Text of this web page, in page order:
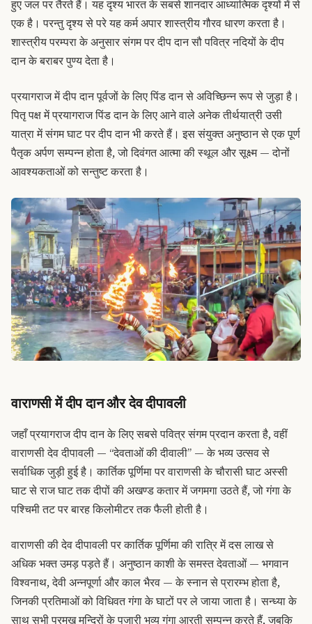
हुए जल पर तैरते हैं। यह दृश्य भारत के सबसे शानदार आध्यात्मिक दृश्यों में से
एक है। परन्तु दृश्य से परे यह कर्म अपार शास्त्रीय गौरव धारण करता है।
शास्त्रीय परम्परा के अनुसार संगम पर दीप दान सौ पवित्र नदियों के दीप
दान के बराबर पुण्य देता है।
प्रयागराज में दीप दान पूर्वजों के लिए पिंड दान से अविच्छिन्न रूप से जुड़ा है।
पितृ पक्ष में प्रयागराज पिंड दान के लिए आने वाले अनेक तीर्थयात्री उसी
यात्रा में संगम घाट पर दीप दान भी करते हैं। इस संयुक्त अनुष्ठान से एक पूर्ण
पैतृक अर्पण सम्पन्न होता है, जो दिवंगत आत्मा की स्थूल और सूक्ष्म — दोनों
आवश्यकताओं को सन्तुष्ट करता है।
वाराणसी में दीप दान और देव दीपावली
जहाँ प्रयागराज दीप दान के लिए सबसे पवित्र संगम प्रदान करता है, वहीं
वाराणसीदेव दीपावली — “देवताओं की दीवाली” — के भव्य उत्सव से
सर्वाधिक जुड़ी हुई है। कार्तिक पूर्णिमा पर वाराणसी के चौरासी घाट अस्सी
घाट से राज घाट तक दीपों की अखण्ड कतार में जगमगा उठते हैं, जो गंगा के
पश्चिमी तट पर बारह किलोमीटर तक फैली होती है।
वाराणसी की देव दीपावली पर कार्तिक पूर्णिमा की रात्रि में दस लाख से
अधिक भक्त उमड़ पड़ते हैं। अनुष्ठान काशी के समस्त देवताओं — भगवान
विश्वनाथ, देवी अन्नपूर्णा और काल भैरव — के स्नान से प्रारम्भ होता है,
जिनकी प्रतिमाओं को विधिवत गंगा के घाटों पर ले जाया जाता है। सन्ध्या के
साथ सभी प्रमुख मन्दिरों के पुजारी भव्य गंगा आरती सम्पन्न करते हैं, जबकि